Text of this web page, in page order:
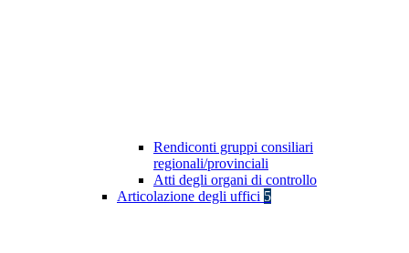
Rendiconti gruppi consiliari
regionali/provinciali
Atti degli organi di controllo
Articolazione degli uffici 5